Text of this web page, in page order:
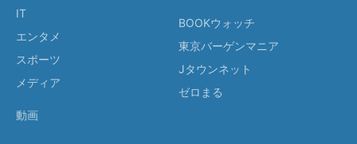
IT
エンタメ
スポーツ
メディア
動画
BOOKウォッチ
東京バーゲンマニア
Jタウンネット
ゼロまる